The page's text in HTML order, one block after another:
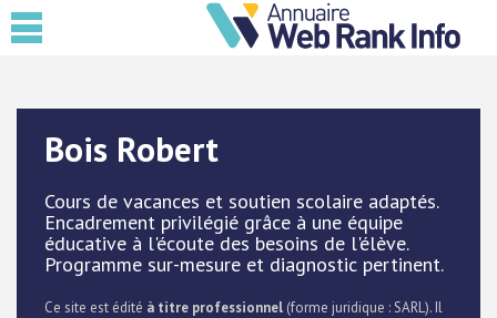
Bois Robert
Cours de vacances et soutien scolaire adaptés.
Encadrement privilégié grâce à une équipe
éducative à l'écoute des besoins de l'élève.
Programme sur-mesure et diagnostic pertinent.
Ce site est édité à titre professionnel (forme juridique : SARL). Il